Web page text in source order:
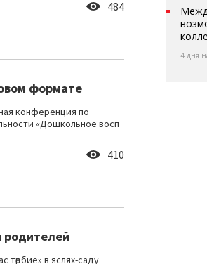
484
формате
конференция по
«Дошкольное восп
410
родителей
тәрбие» в яслях-саду
4 дня